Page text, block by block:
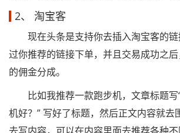
2、 淘宝客
现在头条是支持你去插入淘宝客的链
过你推荐的链接下单，并且交易成功之
的佣金分成。
比如我推荐一款跑步机，文章标题写
机好？” 写好了标题，然后正文内容就去